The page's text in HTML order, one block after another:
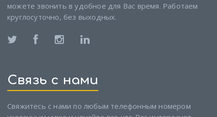
можете звонить в удобное для Вас время. Работаем
круглосуточно, без выходных.
Связь с нами
Свяжитесь с нами по любым телефонным номером